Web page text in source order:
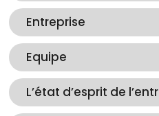
Entreprise
Equipe
L’état d’esprit de